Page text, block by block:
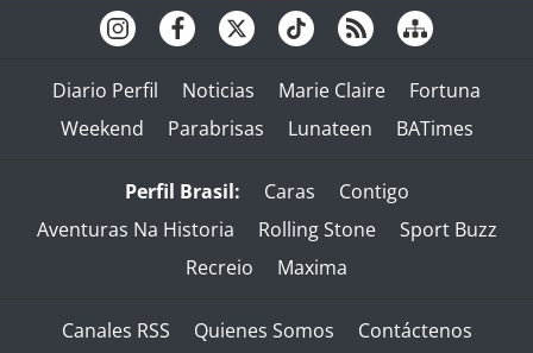
Diario Perfil Noticias Marie Claire
Fortuna
Weekend
Parabrisas Lunateen BATimes
Perfil Brasil: Caras
Contigo
Aventuras Na Historia
Rolling Stone
Sport Buzz
Recreio
Maxima
Canales RSS Quienes Somos Contáctenos